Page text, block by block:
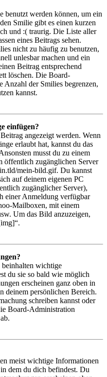
benutzt werden können, um ein
Smilie gibt es einen kurzen
und :( traurig. Die Liste aller
eines Beitrags sehen.
nicht zu häufig zu benutzen,
unlesbar machen und ein
Beitrag entsprechend
löschen. Die Board-
Anzahl der Smilies begrenzen,
kannst.
einfügen?
angezeigt werden. Wenn
erlaubt hat, kannst du das
musst du zu einem
öffentlich zugänglichen Server
mein-bild.gif. Du kannst
auf deinem eigenen PC
zugänglicher Server),
einer Anmeldung verfügbar
Mailboxen, mit einem
Um das Bild anzuzeigen,
wichtige
du sie so bald wie möglich
erscheinen ganz oben in
deinem persönlichen Bereich.
schreiben kannst oder
Board-Administration
meist wichtige Informationen
dem du dich befindest. Du